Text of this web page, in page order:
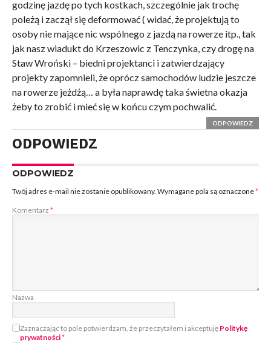
godzinę jazdę po tych kostkach, szczególnie jak trochę
poleżą i zaczął się deformować ( widać, że projektują to
osoby nie mające nic wspólnego z jazdą na rowerze itp., tak
jak nasz wiadukt do Krzeszowic z Tenczynka, czy drogę na
Staw Wroński – biedni projektanci i zatwierdzający
projekty zapomnieli, że oprócz samochodów ludzie jeszcze
na rowerze jeżdżą… a była naprawdę taka świetna okazja
żeby to zrobić i mieć się w końcu czym pochwalić.
ODPOWIEDZ
ODPOWIEDZ
ODPOWIEDZ
Twój adres e-mail nie zostanie opublikowany. Wymagane pola są oznaczone*
Komentarz *
Nazwa
Zaznaczając to pole potwierdzam, że przeczytałem i akceptuję Politykę
prywatności*